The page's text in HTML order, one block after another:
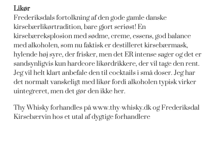
Likør
Frederiksdals fortolkning af den gode gamle danske
kirsebærlikørtradition, bare gjort seriøst! En
kirsebæreksplosion med sødme, creme, essens, god balance
med alkoholen, som nu faktisk er destilleret kirsebærmask,
hylende høj syre, der frisker, men det ER intense sager og det er
sandsynligvis kun hardcore likørdrikkere, der vil tage den rent.
Jeg vil helt klart anbefale den til cocktails i små doser. Jeg har
det normalt vanskeligt med likør fordi alkoholen typisk virker
uintegreret, men det gør den ikke her.
Thy Whisky forhandles på www.thy-whisky.dk og Frederiksdal
Kirsebærvin hos et utal af dygtige forhandlere